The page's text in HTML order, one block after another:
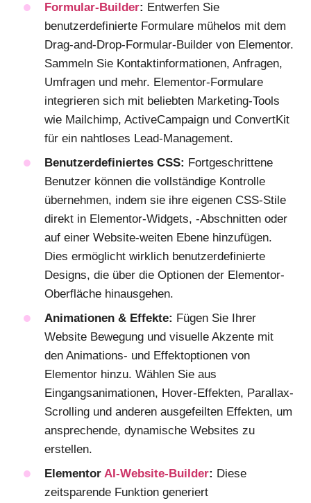
Formular-Builder: Entwerfen Sie
benutzerdefinierte Formulare mühelos mit dem
Drag-and-Drop-Formular-Builder von Elementor.
Sammeln Sie Kontaktinformationen, Anfragen,
Umfragen und mehr. Elementor-Formulare
integrieren sich mit beliebten Marketing-Tools
wie Mailchimp, ActiveCampaign und ConvertKit
für ein nahtloses Lead-Management.
Benutzerdefiniertes CSS: Fortgeschrittene
Benutzer können die vollständige Kontrolle
übernehmen, indem sie ihre eigenen CSS-Stile
direkt in Elementor-Widgets, -Abschnitten oder
auf einer Website-weiten Ebene hinzufügen.
Dies ermöglicht wirklich benutzerdefinierte
Designs, die über die Optionen der Elementor-
Oberfläche hinausgehen.
Animationen & Effekte: Fügen Sie Ihrer
Website Bewegung und visuelle Akzente mit
den Animations- und Effektoptionen von
Elementor hinzu. Wählen Sie aus
Eingangsanimationen, Hover-Effekten, Parallax-
Scrolling und anderen ausgefeilten Effekten, um
ansprechende, dynamische Websites zu
erstellen.
Elementor AI-Website-Builder: Diese
zeitsparende Funktion generiert